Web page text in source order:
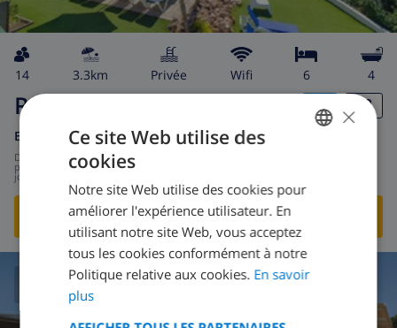
14 3.3km privée wifi 6 4
Romana
Espagne - Costa Brava - Lloret de Mar
par
jour 201,03 $US
VOIR CETTE VILLA›
/ 10 |127
DUTCH
SPANISH
GERMAN
×
Ce site Web utilise des
cookies
Notre site Web utilise des cookies pour
améliorer l'expérience utilisateur. En
utilisant notre site Web, vous acceptez
tous les cookies conformément à notre
Politique relative aux cookies. En savoir
plus